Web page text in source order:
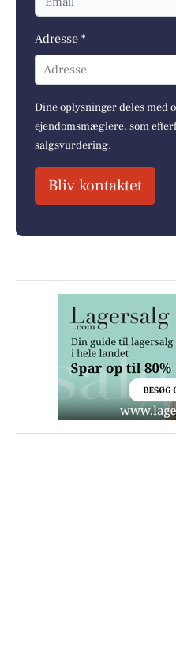
Adresse *
Adresse
Dine oplysninger deles med
ejendomsmæglere, som
salgsvurdering.
Bliv kontaktet